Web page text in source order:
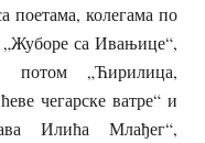
поетама, колегама по
„Жуборе са Ивањице“,
потом „Ћирилица,
чегарске ватре“ и
Илића Млађег“,